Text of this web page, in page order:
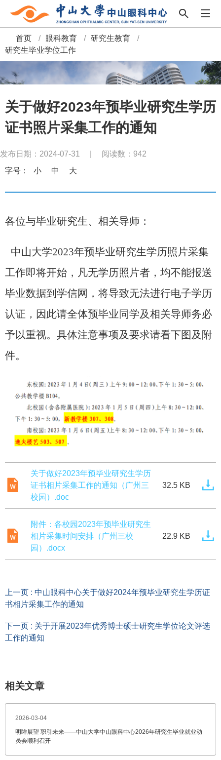
面
包
屑
首页 / 眼科教育 / 研究生教育
/
研究生毕业学位工作
关于做好2023年预毕业研究生学历
证书照片采集工作的通知
发布日期：2024-07-31 阅读数： 942
字号：
小 中 大
各位与毕业研究生、相关导师：
中山大学2023年预毕业研究生学历照片采集
工作即将开始，凡无学历照片者，均不能报送
毕业数据到学信网，将导致无法进行电子学历
认证，因此请全体预毕业同学及相关导师务必
予以重视。具体注意事项及要求请看下图及附
件。
关于做好2023年预毕业研究生学历
证书相片采集工作的通知（广州三
校园）.doc
32.5 KB
附件：各校园2023年预毕业研究生
相片采集时间安排（广州三校
园）.docx
22.9 KB
上一页 : 中山眼科中心关于做好2024年预毕业研究生学历证
书相片采集工作的通知
下一页 : 关于开展2023年优秀博士硕士研究生学位论文评选
工作的通知
相关文章
2026-03-04
明眸展望 职引未来——中山大学中山眼科中心2026年研究生毕业就业动
员会顺利召开